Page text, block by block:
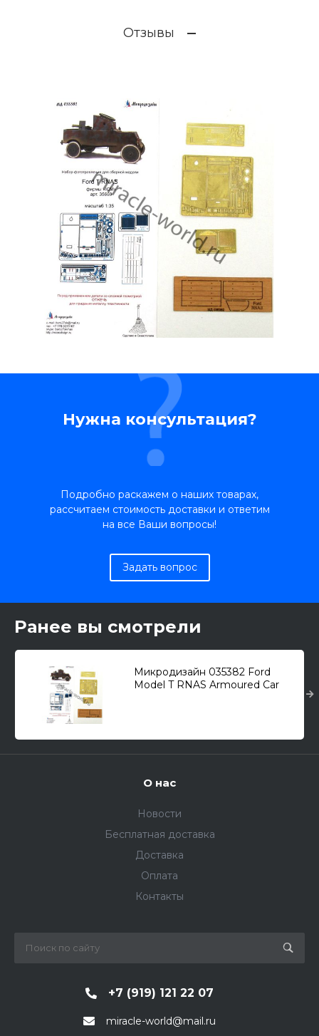
Отзывы
Нужна консультация?
Подробно раскажем о наших товарах,
рассчитаем стоимость доставки и ответим
на все Ваши вопросы!
Задать вопрос
Ранее вы смотрели
Микродизайн 035382 Ford
Model T RNAS Armoured Car
О нас
Новости
Бесплатная доставка
Доставка
Оплата
Контакты
+7 (919) 121 22 07
miracle-world@mail.ru